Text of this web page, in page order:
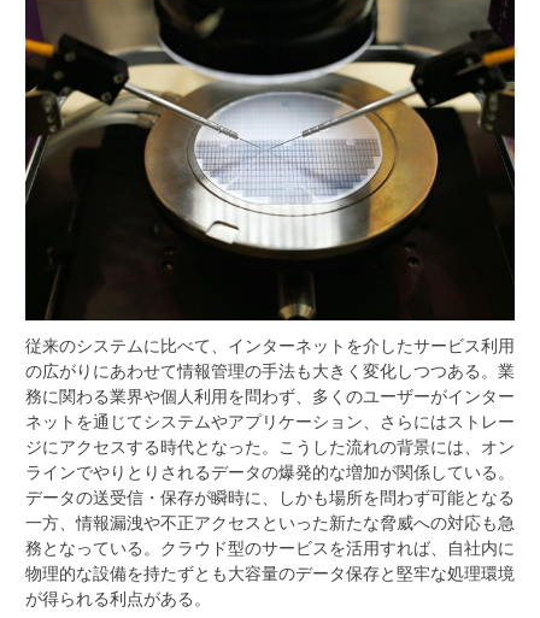
従来のシステムに比べて、インターネットを介したサービス利用
の広がりにあわせて情報管理の手法も大きく変化しつつある。 業
務に関わる業界や個人利用を問わず、多くのユーザーがインター
ネットを通じてシステムやアプリケーション、さらにはストレー
ジにアクセスする時代となった。こうした流れの背景には、オン
ラインでやりとりされるデータの爆発的な増加が関係している。
データの送受信・保存が瞬時に、しかも場所を問わず可能となる
一方、情報漏洩や不正アクセスといった新たな脅威への対応も急
務となっている。クラウド型のサービスを活用すれば、自社内に
物理的な設備を持たずとも大容量のデータ保存と堅牢な処理環境
が得られる利点がある。